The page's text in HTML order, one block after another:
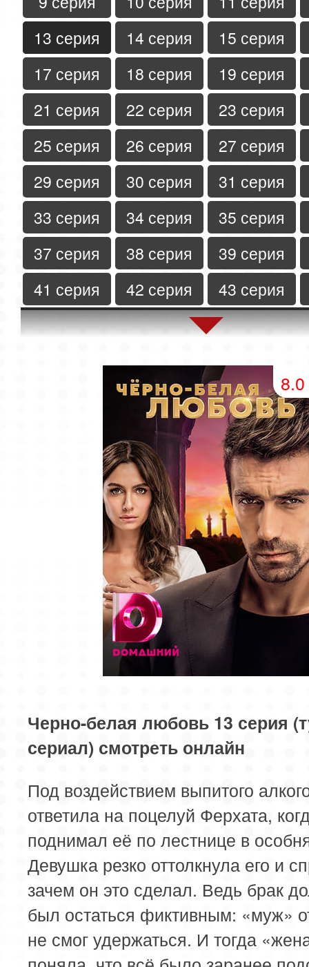
13 серия
14 серия
15 серия
17 серия
18 серия
19 серия
21 серия
22 серия
23 серия
25 серия
26 серия
27 серия
29 серия
30 серия
31 серия
33 серия
34 серия
35 серия
37 серия
38 серия
39 серия
41 серия
42 серия
43 серия
45 серия
46 серия
47 серия
50 серия
51 серия
54 серия
55 серия
58 серия
59 серия
62 серия
63 серия
66 серия
67 серия
70 серия
71 серия
74 серия
75 серия
78 серия
79 серия
82 серия
83 серия
86 серия
87 серия
89 серия
90 серия
91 серия
93 серия
94 серия 95 серия
8.0
Черно-белая любовь 13 серия
сериал) смотреть онлайн
Под воздействием выпитого
ответила на поцелуй Ферхата,
поднимал её по лестнице в
Девушка резко оттолкнула его и
зачем он это сделал. Ведь брак
был остаться фиктивным: «муж»
не смог удержаться. И тогда